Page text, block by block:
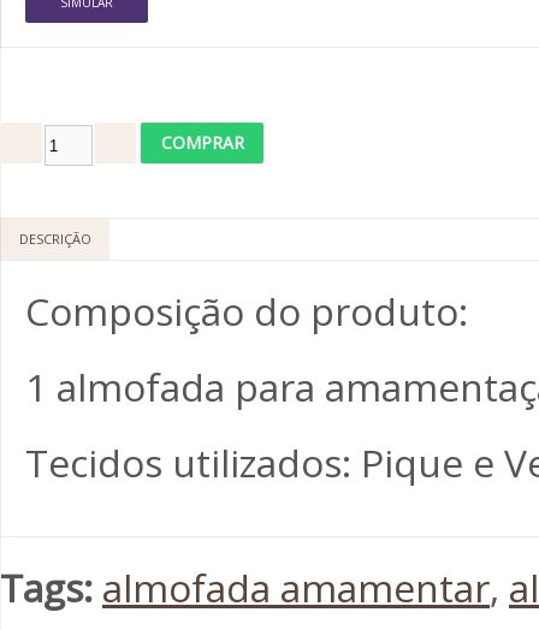
DESCRIÇÃO
Composição do produto:
1 almofada para
Tecidos utilizados: Pique e
Tags: almofada amamentar,